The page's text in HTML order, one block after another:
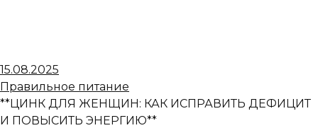
15.08.2025
Правильное питание
**ЦИНК ДЛЯ ЖЕНЩИН: КАК ИСПРАВИТЬ ДЕФИЦИТ
И ПОВЫСИТЬ ЭНЕРГИЮ**